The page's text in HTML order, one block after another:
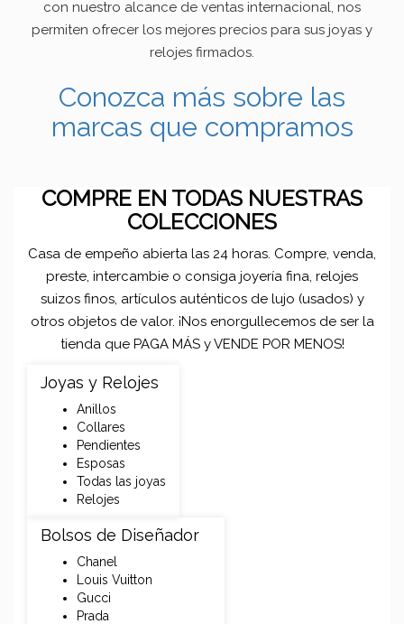
con nuestro alcance de ventas internacional, nos
permiten ofrecer los mejores precios para sus joyas y
relojes firmados.
Conozca más sobre las
marcas que compramos
COMPRE EN TODAS NUESTRAS
COLECCIONES
Casa de empeño abierta las 24 horas. Compre, venda,
preste, intercambie o consiga joyería fina, relojes
suizos finos, artículos auténticos de lujo (usados) y
otros objetos de valor. ¡Nos enorgullecemos de ser la
tienda que PAGA MÁS y VENDE POR MENOS!
Joyas y Relojes
Anillos
Collares
Pendientes
Esposas
Todas las joyas
Relojes
Bolsos de Diseñador
Chanel
Louis Vuitton
Gucci
Prada